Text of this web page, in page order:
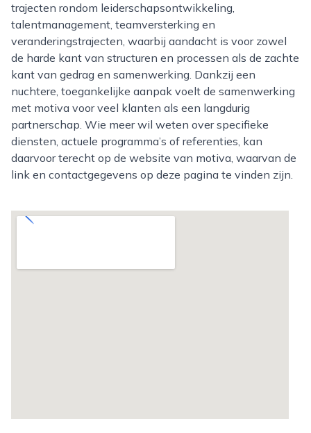
trajecten rondom leiderschapsontwikkeling,
talentmanagement, teamversterking en
veranderingstrajecten, waarbij aandacht is voor zowel
de harde kant van structuren en processen als de zachte
kant van gedrag en samenwerking. Dankzij een
nuchtere, toegankelijke aanpak voelt de samenwerking
met motiva voor veel klanten als een langdurig
partnerschap. Wie meer wil weten over specifieke
diensten, actuele programma’s of referenties, kan
daarvoor terecht op de website van motiva, waarvan de
link en contactgegevens op deze pagina te vinden zijn.